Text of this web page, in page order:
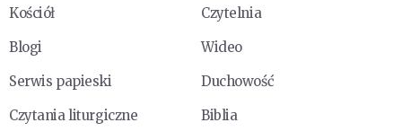
Kościół
Czytelnia
Blogi
Wideo
Serwis papieski
Duchowość
Czytania liturgiczne
Biblia